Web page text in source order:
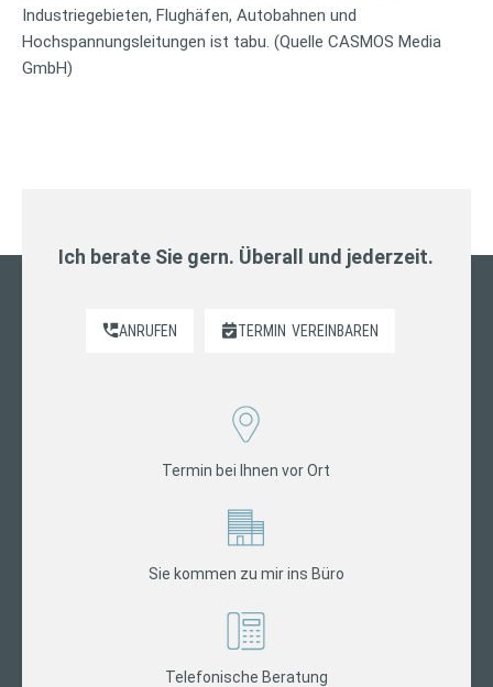
Industriegebieten, Flughäfen, Autobahnen und
Hochspannungsleitungen ist tabu. (Quelle CASMOS Media
GmbH)
Ich berate Sie gern. Überall und jederzeit.
ANRUFEN TERMIN VEREINBAREN
Termin bei Ihnen vor Ort
Sie kommen zu mir ins Büro
Telefonische Beratung